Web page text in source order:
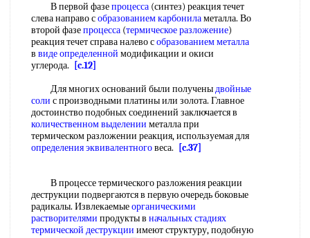
В первой фазепроцесса (синтез) реакция течет
слева направо собразованием карбониламеталла. Во
второй фазепроцесса (термическое разложение)
реакция течет справа налево собразованием металла
в виде определенной модификации и окиси
углерода.
[c.12]
Для многих оснований были полученыдвойные
соли с производными платины или золота. Главное
достоинство подобных соединений заключается в
количественном выделении металла при
термическом разложении реакция, используемая для
определения эквивалентноговеса. [c.37]
В процессе термического разложения реакции
деструкции подвергаются в первую очередь боковые
радикалы. Извлекаемыеорганическими
растворителями продукты в начальных стадиях
термической деструкции имеют структуру, подобную